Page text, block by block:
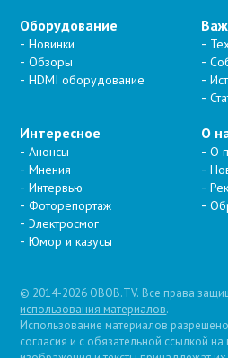
Оборудование
Новинки
Обзоры
HDMI оборудование
Интересное
Анонсы
Мнения
Интервью
Фоторепортаж
Электросмог
Юмор и казусы
О
О
© 2014-2026 OBOB.TV. Все права
использования материалов.
Использование материалов
согласия и с обязательной ссылкой